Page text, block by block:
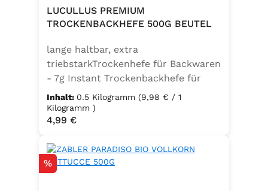
LUCULLUS PREMIUM
TROCKENBACKHEFE 500G BEUTEL
lange haltbar, extra
triebstarkTrockenhefe für Backwaren
- 7g Instant Trockenbackhefe für
500g Weizenmehl, entspricht 25g
FrischhefeZutaten: Trockenbackhefe,
Emulgator Sorbitanmonostearat
Inhalt: 0.5 Kilogramm (9,98 € / 1
Kilogramm )
Regulärer Preis:
4,99 €
Rabatt
%